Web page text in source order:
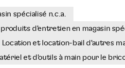
spécialisé n.c.a.
d'entretien en magasin
Location et location-bail d'autres
et d'outils à main pour le